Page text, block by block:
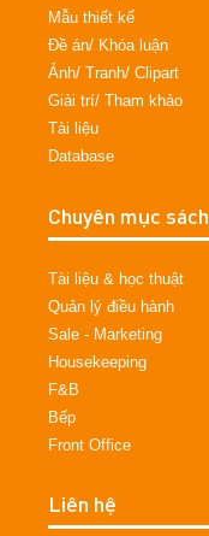
Mẫu thiết kế
Đề án/ Khóa luận
Ảnh/ Tranh/ Clipart
Giải trí/ Tham khảo
Tài liệu
Database
Chuyên mục sách
Tài liệu & học thuật
Quản lý điều hành
Sale - Marketing
Housekeeping
F&B
Bếp
Front Office
Liên hệ